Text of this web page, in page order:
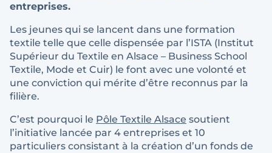
entreprises.
Les jeunes qui se lancent dans une formation
textile telle que celle dispensée par l’ISTA (Institut
Supérieur du Textile en Alsace – Business School
Textile, Mode et Cuir) le font avec une volonté et
une conviction qui mérite d’être reconnus par la
filière.
C’est pourquoi le Pôle Textile Alsace soutient
l’initiative lancée par 4 entreprises et 10
particuliers consistant à la création d’un fonds de